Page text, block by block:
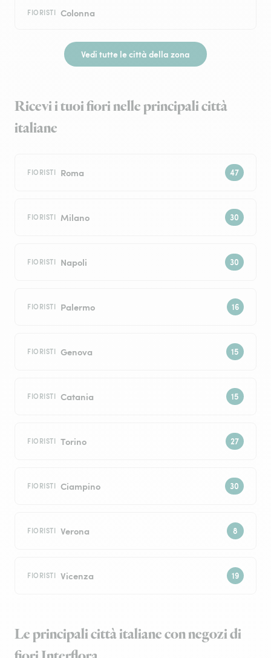
FIORISTI Colonna
Vedi tutte le città della zona
Ricevi i tuoi fiori nelle principali città
italiane
FIORISTI Roma
FIORISTI Milano
FIORISTI Napoli
FIORISTI Palermo
FIORISTI Genova
FIORISTI Catania
FIORISTI Torino
FIORISTI Ciampino
FIORISTI Verona
FIORISTI Vicenza
Le principali città italiane con negozi di